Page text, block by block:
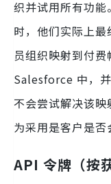
织并试用所有功
时，他们实际上
员组织映射到付
Salesforce 中，
不会尝试解决该
为采用是客户是否
API 令牌（按